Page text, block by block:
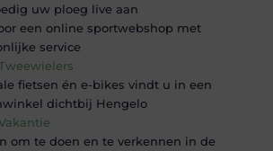
uw ploeg live aan
een online sportwebshop met
service
fietsen én e-bikes vindt u in een
dichtbij Hengelo
om te doen en te verkennen in de